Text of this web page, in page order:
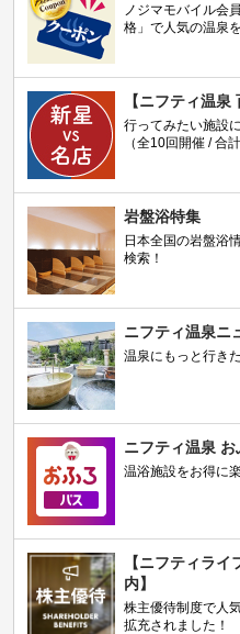
ノジマモバイル会
格」で人気の温泉
【ニフティ温泉
行ってみたい施設
（全10回開催 / 合
岩盤浴特集
日本全国の岩盤浴
検索！
ニフティ温泉ニ
温泉にもっと行き
ニフティ温泉 お
温浴施設をお得に
【ニフティラ
内】
株主優待制度で人
拡充されました！